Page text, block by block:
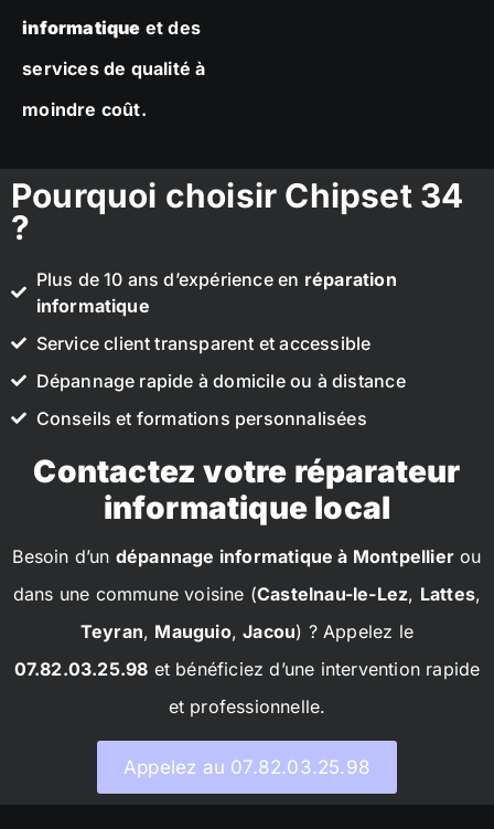
informatique et des
services de qualité à
moindre coût.
Pourquoi choisir Chipset 34
?
Plus de 10 ans d’expérience en réparation
informatique
Service client transparent et accessible
Dépannage rapide à domicile ou à distance
Conseils et formations personnalisées
Contactez votre réparateur
informatique local
Besoin d’un dépannage informatique à Montpellier ou
dans une commune voisine (Castelnau-le-Lez, Lattes,
Teyran, Mauguio,Jacou) ? Appelez le
07.82.03.25.98 et bénéficiez d’une intervention rapide
et professionnelle.
Appelez au 07.82.03.25.98